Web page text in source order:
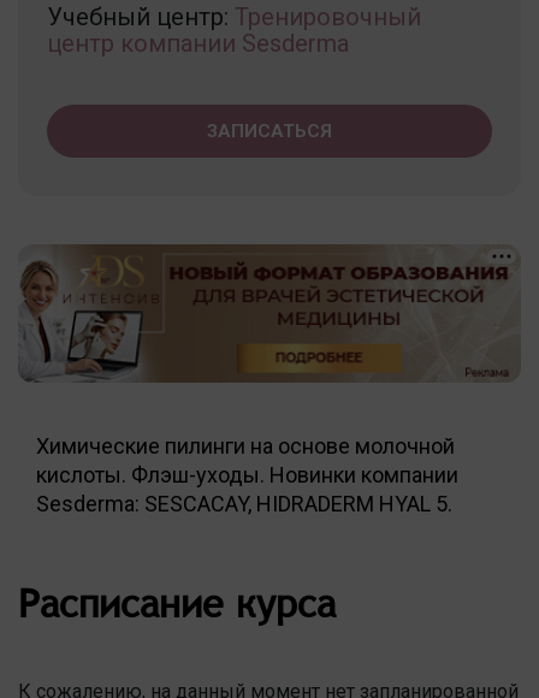
Учебный центр: Тренировочный
центр компании Sesderma
ЗАПИСАТЬСЯ
Химические пилинги на основе молочной
кислоты. Флэш-уходы. Новинки компании
Sesderma: SESCACAY, HIDRADERM HYAL 5.
Расписание курса
К сожалению, на данный момент нет запланированной